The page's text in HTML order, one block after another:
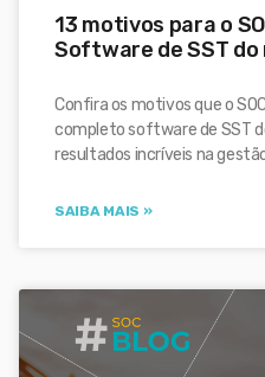
13 motivos para o
Software de SST do
Confira os motivos que o
completo software de SST
resultados incríveis na
SAIBA MAIS »